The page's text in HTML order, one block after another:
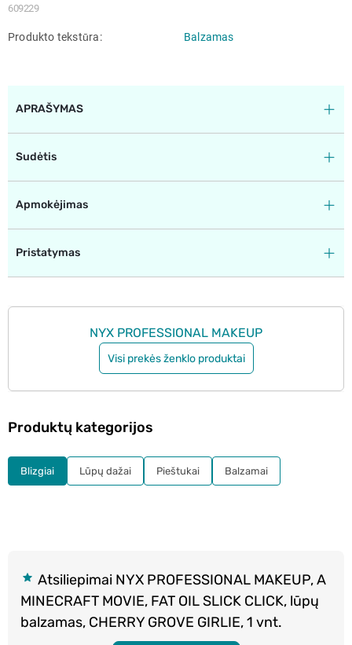
609229
Produkto tekstūra Balzamas
APRAŠYMAS
Sudėtis
Apmokėjimas
Pristatymas
NYX PROFESSIONAL MAKEUP
Visi prekės ženklo produktai
Atsiliepimai NYX PROFESSIONAL MAKEUP, A
MINECRAFT MOVIE, FAT OIL SLICK CLICK, lūpų
balzamas, CHERRY GROVE GIRLIE, 1 vnt.
Produktų kategorijos
Blizgiai Lūpų dažai Pieštukai Balzamai